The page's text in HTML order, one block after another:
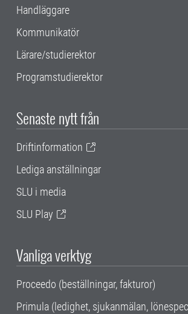
Handläggare
Kommunikatör
Lärare/studierektor
Programstudierektor
Senaste nytt från
Driftinformation
Lediga anställningar
SLU i media
SLU Play
Vanliga verktyg
Proceedo (beställningar, fakturor)
Primula (ledighet, sjukanmälan,